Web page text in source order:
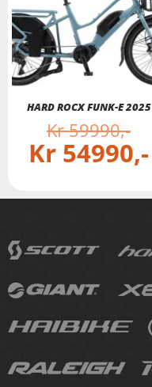
HARD ROCX FUNK-E 2025
Kr59990
Kr 54990